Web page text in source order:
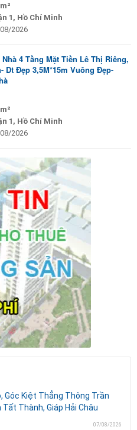
1, Hồ Chí Minh
2026
4 Tầng Mặt Tiền Lê Thị Riêng,
Dt Đẹp 3,5M*15m Vuông Đẹp-
1, Hồ Chí Minh
2026
Góc Kiệt Thẳng Thông Trần
Tất Thành, Giáp Hải Châu
07/08/2026